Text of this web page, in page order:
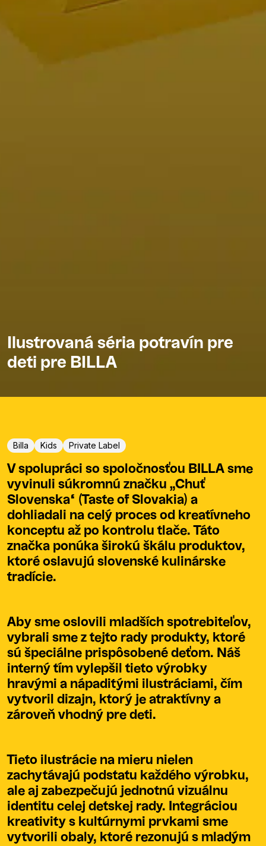
Ilustrovaná séria potravín pre
deti pre BILLA
Billa Kids Private Label
V spolupráci so spoločnosťou BILLA sme
vyvinuli súkromnú značku „Chuť
Slovenska“ (Taste of Slovakia) a
dohliadali na celý proces od kreatívneho
konceptu až po kontrolu tlače. Táto
značka ponúka širokú škálu produktov,
ktoré oslavujú slovenské kulinárske
tradície.
Aby sme oslovili mladších spotrebiteľov,
vybrali sme z tejto rady produkty, ktoré
sú špeciálne prispôsobené deťom. Náš
interný tím vylepšil tieto výrobky
hravými a nápaditými ilustráciami, čím
vytvoril dizajn, ktorý je atraktívny a
zároveň vhodný pre deti.
Tieto ilustrácie na mieru nielen
zachytávajú podstatu každého výrobku,
ale aj zabezpečujú jednotnú vizuálnu
identitu celej detskej rady. Integráciou
kreativity s kultúrnymi prvkami sme
vytvorili obaly, ktoré rezonujú s mladým